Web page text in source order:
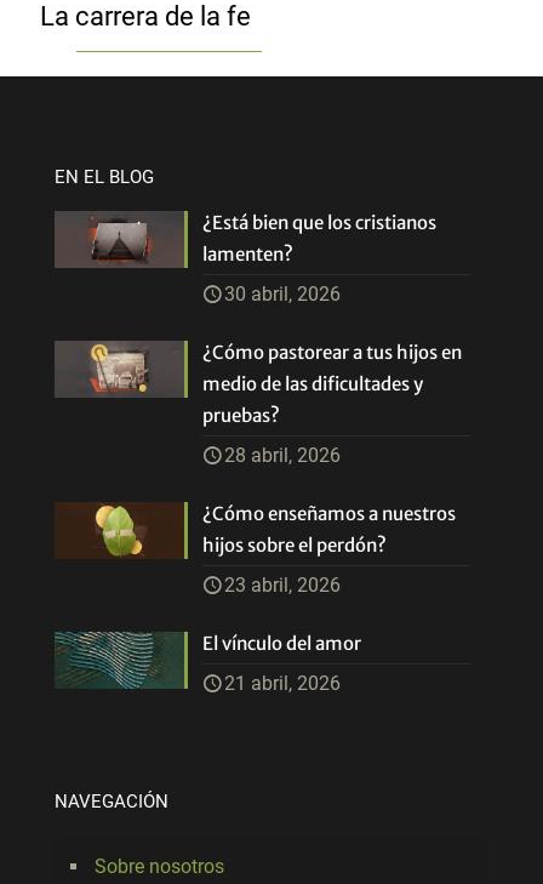
La carrera de la fe
EN EL BLOG
¿Está bien que los cristianos
lamenten?
30 abril, 2026
¿Cómo pastorear a tus hijos en
medio de las dificultades y
pruebas?
28 abril, 2026
¿Cómo enseñamos a nuestros
hijos sobre el perdón?
23 abril, 2026
El vínculo del amor
21 abril, 2026
NAVEGACIÓN
Sobre nosotros